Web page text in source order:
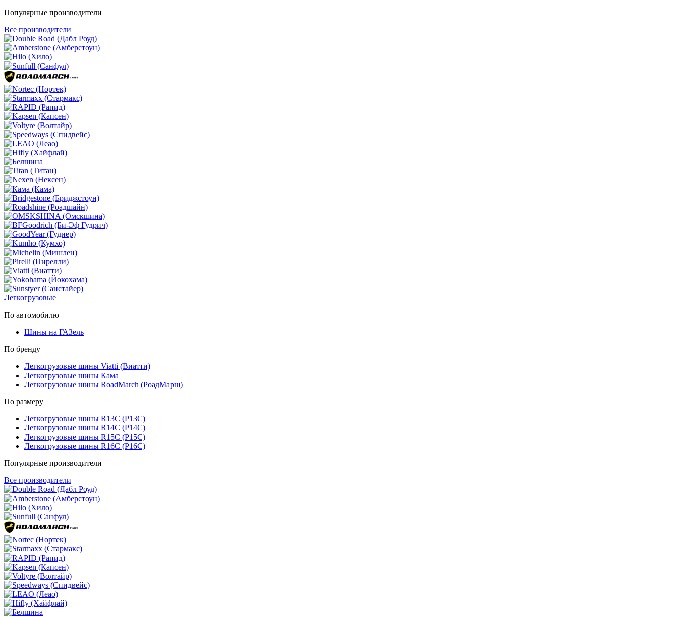
Популярные производители
Все производители
Легкогрузовые
По автомобилю
Шины на ГАЗель
По бренду
Легкогрузовые шины Viatti (Виатти)
Легкогрузовые шины Кама
Легкогрузовые шины RoadMarch (РоадМарш)
По размеру
Легкогрузовые шины R13C (Р13С)
Легкогрузовые шины R14C (Р14С)
Легкогрузовые шины R15C (Р15С)
Легкогрузовые шины R16C (Р16С)
Популярные производители
Все производители